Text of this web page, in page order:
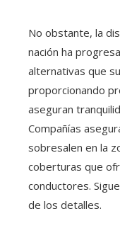
No obstante, la
nación ha
alternativas que
proporcionando
aseguran
Compañías
sobresalen en la
coberturas que
conductores.
de los detalles.